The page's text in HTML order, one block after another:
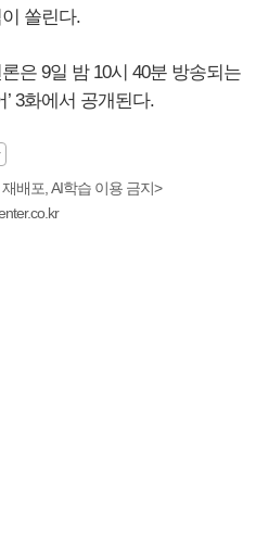
쏠린다.
은 9일 밤 10시 40분 방송되는
3화에서 공개된다.
배포, AI학습 이용 금지>